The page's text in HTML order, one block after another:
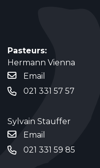
Pasteurs:
Hermann Vienna
Email
021 331 57 57
Sylvain Stauffer
Email
021 331 59 85